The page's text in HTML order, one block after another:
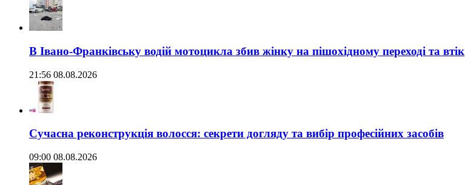
В Івано-Франківську водій мотоцикла збив жінку на пішохідному переході та втік
21:56 08.08.2026
Сучасна реконструкція волосся: секрети догляду та вибір професійних засобів
09:00 08.08.2026